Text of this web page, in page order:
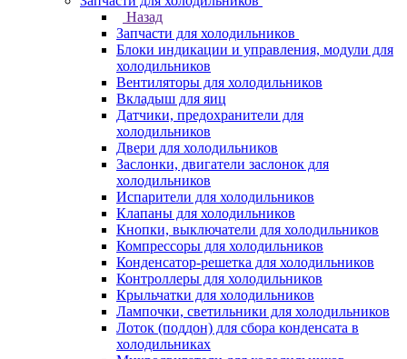
Назад
Запчасти для холодильников
Блоки индикации и управления, модули для
холодильников
Вентиляторы для холодильников
Вкладыш для яиц
Датчики, предохранители для
холодильников
Двери для холодильников
Заслонки, двигатели заслонок для
холодильников
Испарители для холодильников
Клапаны для холодильников
Кнопки, выключатели для холодильников
Компрессоры для холодильников
Конденсатор-решетка для холодильников
Контроллеры для холодильников
Крыльчатки для холодильников
Лампочки, светильники для холодильников
Лоток (поддон) для сбора конденсата в
холодильниках